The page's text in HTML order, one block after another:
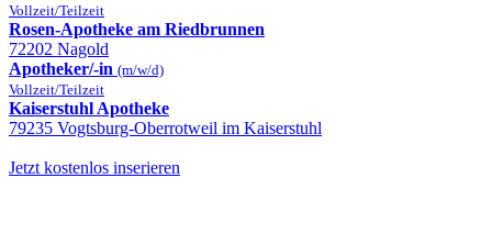
Vollzeit/Teilzeit
Rosen-Apotheke am Riedbrunnen
72202 Nagold
Apotheker/-in (m/w/d)
Vollzeit/Teilzeit
Kaiserstuhl Apotheke
79235 Vogtsburg-Oberrotweil im Kaiserstuhl
Jetzt kostenlos inserieren